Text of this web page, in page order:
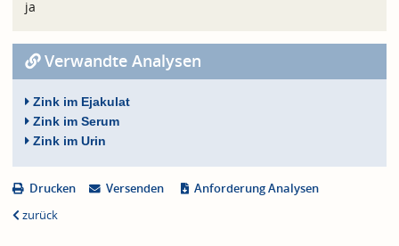
ja
Verwandte Analysen
Zink im Ejakulat
Zink im Serum
Zink im Urin
Drucken Versenden
Anforderung Analysen
zurück